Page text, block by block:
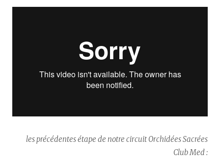
les précédentes étape de notre circuit Orchidées Sacrées
Club Med :